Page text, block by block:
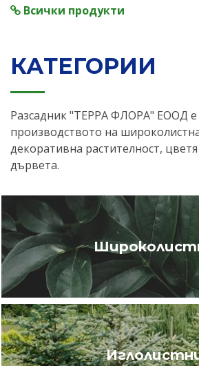
Всички продукти
КАТЕГОРИИ
Разсадник "ТЕРРА ФЛОРА" ЕООД е
производството на
декоративна растителност,
дървета.